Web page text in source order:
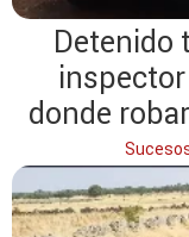
Detenido
donde